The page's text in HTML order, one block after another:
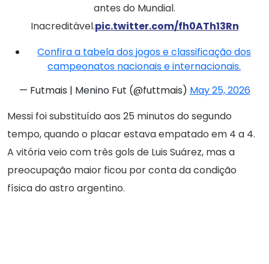
antes do Mundial.
Inacreditável.pic.twitter.com/fh0ATh13Rn
Confira a tabela dos jogos e classificação dos
campeonatos nacionais e internacionais.
— Futmais | Menino Fut (@futtmais) May 25, 2026
Messi foi substituído aos 25 minutos do segundo
tempo, quando o placar estava empatado em 4 a 4.
A vitória veio com três gols de Luis Suárez, mas a
preocupação maior ficou por conta da condição
física do astro argentino.